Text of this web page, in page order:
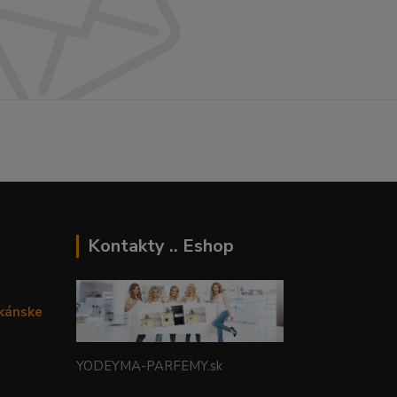
Kontakty .. Eshop
YODEYMA-PARFEMY.sk